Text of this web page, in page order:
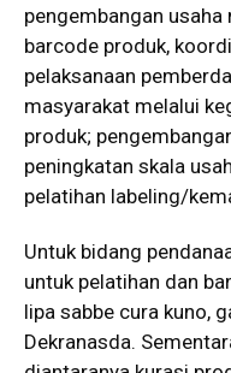
pengembangan
barcode produk,
pelaksanaan
masyarakat melalui
produk;
peningkatan skala
pelatihan labeling/
Untuk bidang
untuk pelatihan dan
lipa sabbe cura kuno,
Dekranasda.